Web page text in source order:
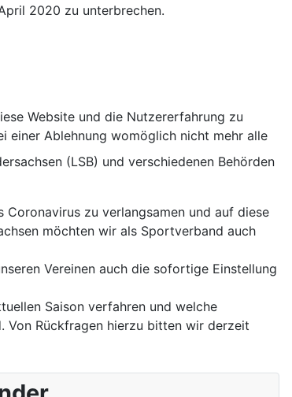
2020 zu unterbrechen.
(LSB) und verschiedenen Behörden
zu verlangsamen und auf diese
möchten wir als Sportverband auch
Vereinen auch die sofortige Einstellung
Saison verfahren und welche
Von Rückfragen hierzu bitten wir derzeit
Website und die Nutzererfahrung zu
einer Ablehnung womöglich nicht mehr alle